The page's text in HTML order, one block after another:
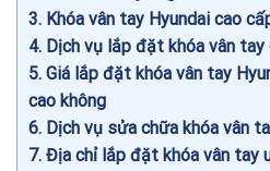
3 Khóa vân tay Hyundai cao
4 Dịch vụ lắp đặt khóa vân tay
5 Giá lắp đặt khóa vân tay
cao không
6 Dịch vụ sửa chữa khóa vân
7 Địa chỉ lắp đặt khóa vân tay